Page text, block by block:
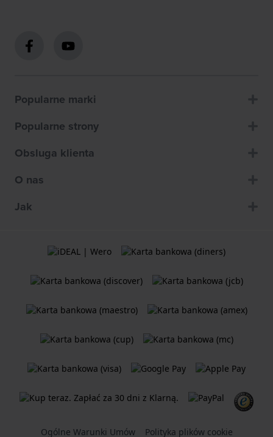
Popularne marki
Popularne strony
Obsluga klienta
O nas
Jak
Ogólne Warunki Umów Polityka plików cookie